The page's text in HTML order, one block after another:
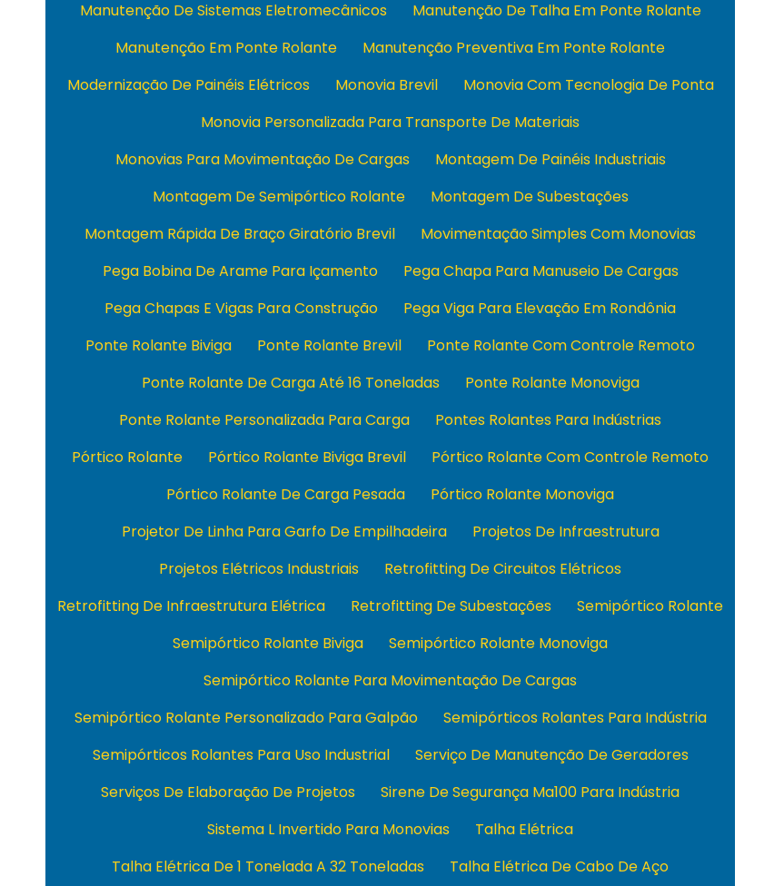
Manutenção De Sistemas Eletromecânicos
Manutenção De Talha Em Ponte Rolante
Manutenção Em Ponte Rolante
Manutenção Preventiva Em Ponte Rolante
Modernização De Painéis Elétricos
Monovia Brevil
Monovia Com Tecnologia De Ponta
Monovia Personalizada Para Transporte De Materiais
Monovias Para Movimentação De Cargas
Montagem De Painéis Industriais
Montagem De Semipórtico Rolante
Montagem De Subestações
Montagem Rápida De Braço Giratório Brevil
Movimentação Simples Com Monovias
Pega Bobina De Arame Para Içamento
Pega Chapa Para Manuseio De Cargas
Pega Chapas E Vigas Para Construção
Pega Viga Para Elevação Em Rondônia
Ponte Rolante Biviga
Ponte Rolante Brevil
Ponte Rolante Com Controle Remoto
Ponte Rolante De Carga Até 16 Toneladas
Ponte Rolante Monoviga
Ponte Rolante Personalizada Para Carga
Pontes Rolantes Para Indústrias
Pórtico Rolante
Pórtico Rolante Biviga Brevil
Pórtico Rolante Com Controle Remoto
Pórtico Rolante De Carga Pesada
Pórtico Rolante Monoviga
Projetor De Linha Para Garfo De Empilhadeira
Projetos De Infraestrutura
Projetos Elétricos Industriais
Retrofitting De Circuitos Elétricos
Retrofitting De Infraestrutura Elétrica
Retrofitting De Subestações
Semipórtico Rolante
Semipórtico Rolante Biviga
Semipórtico Rolante Monoviga
Semipórtico Rolante Para Movimentação De Cargas
Semipórtico Rolante Personalizado Para Galpão
Semipórticos Rolantes Para Indústria
Semipórticos Rolantes Para Uso Industrial
Serviço De Manutenção De Geradores
Serviços De Elaboração De Projetos
Sirene De Segurança Ma100 Para Indústria
Sistema L Invertido Para Monovias
Talha Elétrica
Talha Elétrica De 1 Tonelada A 32 Toneladas
Talha Elétrica De Cabo De Aço